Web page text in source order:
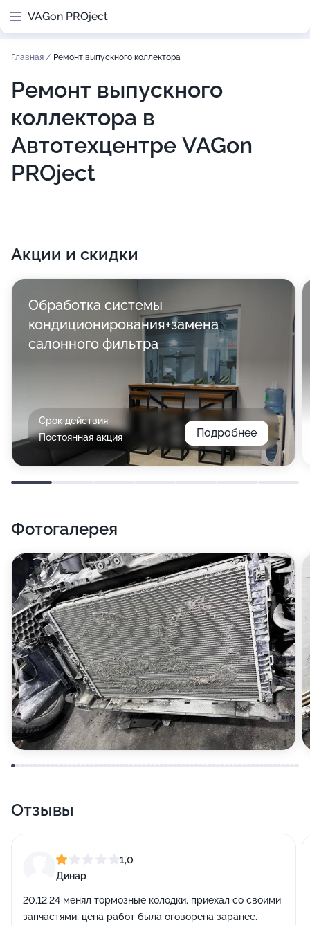
VAGon PROject
Главная / Ремонт выпускного коллектора
Ремонт выпускного
коллектора в
Автотехцентре VAGon
PROject
Акции и скидки
Обработка системы
кондиционирования+замена
салонного фильтра
Срок действия
Постоянная акция
Подробнее
Фотогалерея
Отзывы
1,0
Динар
20.12.24 менял тормозные колодки, приехал со своими
запчастями, цена работ была оговорена заранее.